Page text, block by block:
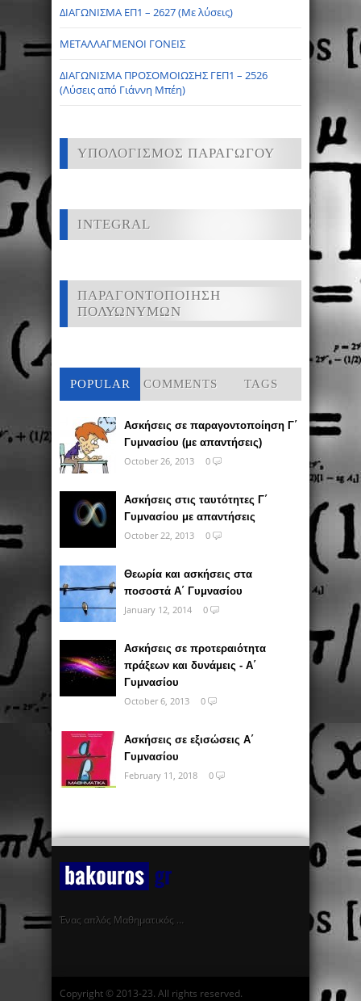
ΔΙΑΓΩΝΙΣΜΑ ΕΠ1 – 2627 (Με λύσεις)
ΜΕΤΑΛΛΑΓΜΕΝΟΙ ΓΟΝΕΙΣ
ΔΙΑΓΩΝΙΣΜΑ ΠΡΟΣΟΜΟΙΩΣΗΣ ΓΕΠ1 – 2526
(Λύσεις από Γιάννη Μπέη)
ΥΠΟΛΟΓΙΣΜΟΣ ΠΑΡΑΓΩΓΟΥ
INTEGRAL
ΠΑΡΑΓΟΝΤΟΠΟΙΗΣΗ
ΠΟΛΥΩΝΥΜΩΝ
POPULAR COMMENTS TAGS
Ασκήσεις σε παραγοντοποίηση Γ΄
Γυμνασίου (με απαντήσεις)
October 26, 2013
0
Ασκήσεις στις ταυτότητες Γ΄
Γυμνασίου με απαντήσεις
October 22, 2013
0
Θεωρία και ασκήσεις στα
ποσοστά Α΄ Γυμνασίου
January 12, 2014
0
Ασκήσεις σε προτεραιότητα
πράξεων και δυνάμεις - Α΄
Γυμνασίου
October 6, 2013
0
Ασκήσεις σε εξισώσεις Α΄
Γυμνασίου
February 11, 2018
0
Ένας απλός Μαθηματικός …
Copyright © 2013-23. All rights reserved.